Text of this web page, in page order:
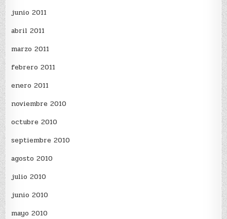
junio 2011
abril 2011
marzo 2011
febrero 2011
enero 2011
noviembre 2010
octubre 2010
septiembre 2010
agosto 2010
julio 2010
junio 2010
mayo 2010